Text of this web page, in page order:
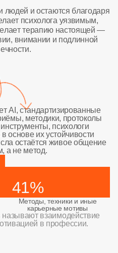
людей и остаются благодаря
психолога уязвимым,
терапию настоящей —
внимании и подлинной
AI, стандартизированные
методики, протоколы
психологи
основе их устойчивости
остаётся живое общение
а не метод.
41%
Методы, техники и иные
карьерные мотивы
называют взаимодействие
в профессии.